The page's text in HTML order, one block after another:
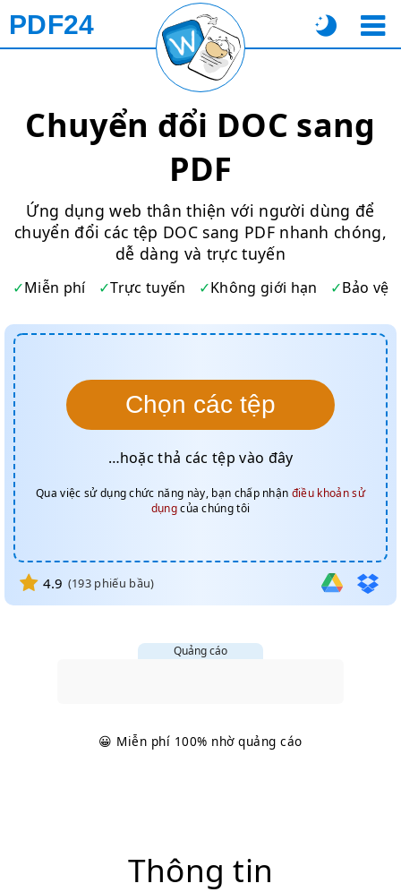
PDF24
Chuyển đổi DOC sang
PDF
Ứng dụng web thân thiện với người dùng để
chuyển đổi các tệp DOC sang PDF nhanh chóng,
dễ dàng và trực tuyến
Miễn phí Trực tuyến Không giới hạn Bảo vệ
Chọn các tệp
…hoặc thả các tệp vào đây
Qua việc sử dụng chức năng này, bạn chấp nhận điều khoản sử
dụngcủa chúng tôi
4.9 (193 phiếu bầu)
Quảng cáo
😀 Miễn phí 100% nhờ quảng cáo
Thông tin